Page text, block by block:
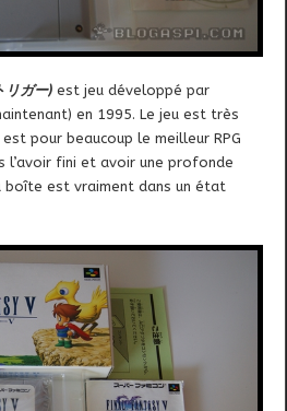
リガー) est jeu développé par
en 1995. Le jeu est très
pour beaucoup le meilleur RPG
l’avoir fini et avoir une profonde
boîte est vraiment dans un état